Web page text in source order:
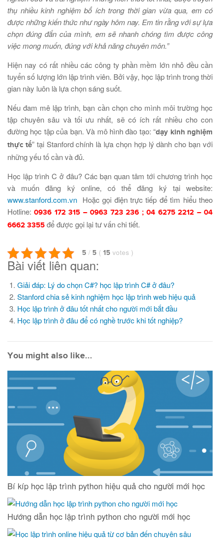
thụ nhiều kinh nghiệm bổ ích trong thời gian vừa qua, em có
được những kiến thức như ngày hôm nay. Em tin rằng với sự lựa
chọn đúng đắn của mình, em sẽ nhanh chóng tìm được công
việc mong muốn, đúng với khả năng chuyên môn.”
Hiện nay có rất nhiều các công ty phần mềm lớn nhỏ đều cần
tuyển số lượng lớn lập trình viên. Bởi vậy, học lập trình trong thời
gian này luôn là lựa chọn sáng suốt.
Nếu đam mê lập trình, bạn cần chọn cho mình môi trường học
tập chuyên sâu và tối ưu nhất, sẽ có ích rất nhiều cho con
đường học tập của bạn. Và mô hình đào tạo: “dạy kinh nghiệm
thực tế” tại Stanford chính là lựa chọn hợp lý dành cho bạn với
những yếu tố cần và đủ.
Học lập trình C ở đâu? Các bạn quan tâm tới chương trình học
và muốn đăng ký online, có thể đăng ký tại website:
www.stanford.com.vn Hoặc gọi điện trực tiếp để tìm hiểu theo
Hotline:0936 172 315 – 0963 723 236 ; 04 6275 2212 – 04
6662 3355 để được gọi lại tư vấn chi tiết.
5 / 5 ( 15 votes )
Bài viết liên quan:
Giải đáp: Lý do chọn C#? học lập trình C# ở đâu?
Stanford chia sẻ kinh nghiệm học lập trình web hiệu quả
Học lập trình ở đâu tốt nhất cho người mới bắt đầu
Học lập trình ở đâu để có nghề trước khi tốt nghiệp?
You might also like...
Bí kíp học lập trình python hiệu quả cho người mới học
Hướng dẫn học lập trình python cho người mới học